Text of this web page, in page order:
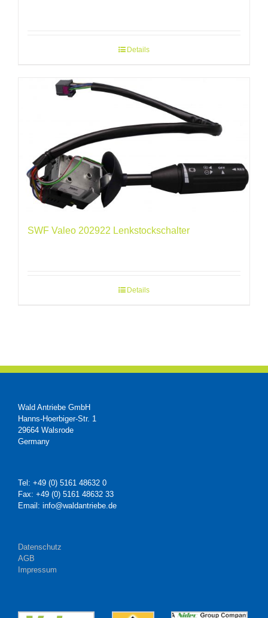
Details
SWF Valeo 202922 Lenkstockschalter
Details
Wald Antriebe GmbH
Hanns-Hoerbiger-Str. 1
29664 Walsrode
Germany
Tel: +49 (0) 5161 48632 0
Fax: +49 (0) 5161 48632 33
Email: info@waldantriebe.de
Datenschutz
AGB
Impressum